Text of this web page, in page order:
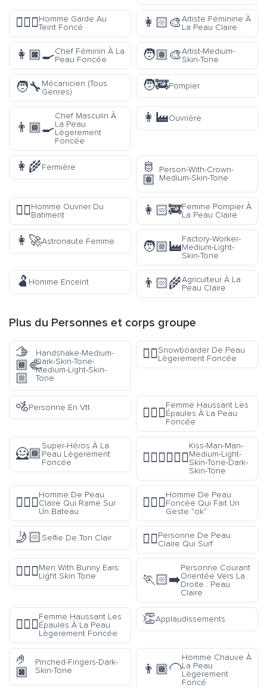
💂🏿‍♂️Homme Garde Au
Teint Foncé
👩🏻‍🎨Artiste Féminine À
La Peau Claire
👩🏿‍🍳Chef Féminin À La
Peau Foncée
🧑🏽‍🎨Artist-Medium-
Skin-Tone
🧑‍🔧Mécanicien (Tous
Genres)
🧑‍🚒Pompier
👨🏾‍🍳
Chef Masculin À
La Peau
Lègerement
Foncée
👩‍🏭Ouvrière
👩‍🌾Fermière
🫅
🏽
Person-With-Crown-
Medium-Skin-Tone
👷‍♂️Homme Ouvrier Du
Batiment
👩🏻‍🚒Femme Pompier À
La Peau Claire
👩‍🚀Astronaute Femme 🧑🏼‍🏭
Factory-Worker-
Medium-Light-
Skin-Tone
🫃 Homme Enceint 👨🏻‍🌾Agriculteur À La
Peau Claire
Plus du Personnes et corps groupe
🫱
🏾‍🫲
🏼
Handshake-Medium-
Dark-Skin-Tone-
Medium-Light-Skin-
Tone
🏂🏾Snowboarder De Peau
Lègerement Foncée
🚵Personne En Vtt 🤷🏿‍♀️
Femme Haussant Les
Épaules À La Peau
Foncée
🦸🏾
Super-Héros À La
Peau Lègerement
Foncée
👨🏼‍❤️‍💋‍👨🏿
Kiss-Man-Man-
Medium-Light-
Skin-Tone-Dark-
Skin-Tone
🚣🏻‍♂️
Homme De Peau
Claire Qui Rame Sur
Un Bateau
🙆🏿‍♂️
Homme De Peau
Foncée Qui Fait Un
Geste "ok"
🤳🏻Selfie De Ton Clair 🏄🏻Personne De Peau
Claire Qui Surf
👯🏻‍♂️Men With Bunny Ears:
Light Skin Tone
🏃🏻‍➡️
Personne Courant
Orientée Vers La
Droite : Peau
Claire
🤷🏾‍♀️
Femme Haussant Les
Épaules À La Peau
Lègerement Foncée
👏Applaudissements
🤌
🏿
Pinched-Fingers-Dark-
Skin-Tone
👨🏾‍🦲
Homme Chauve À
La Peau
Lègerement
Foncé